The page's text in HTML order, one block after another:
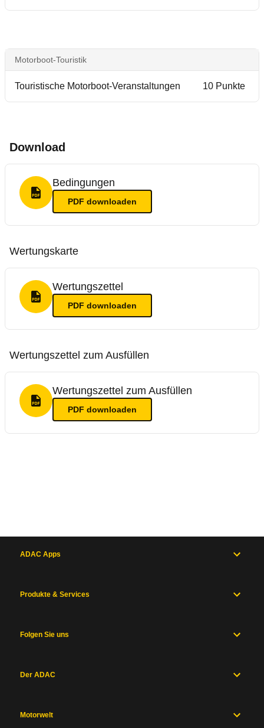
Motorboot-Touristik
Touristische Motorboot-Veranstaltungen 10 Punkte
Download
PDF Format
Bedingungen
PDF downloaden
Wertungskarte
PDF Format
Wertungszettel
PDF downloaden
Wertungszettel zum Ausfüllen
PDF Format
Wertungszettel zum Ausfüllen
PDF downloaden
ADAC Apps
Produkte & Services
Folgen Sie uns
Der ADAC
Motorwelt